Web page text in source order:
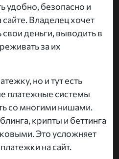
удобно, безопасно и
Владелец хочет
деньги, выводить в
за их
но и тут есть
платежные системы
со многими нишами.
крипты и беттинга
Это усложняет
на сайт.